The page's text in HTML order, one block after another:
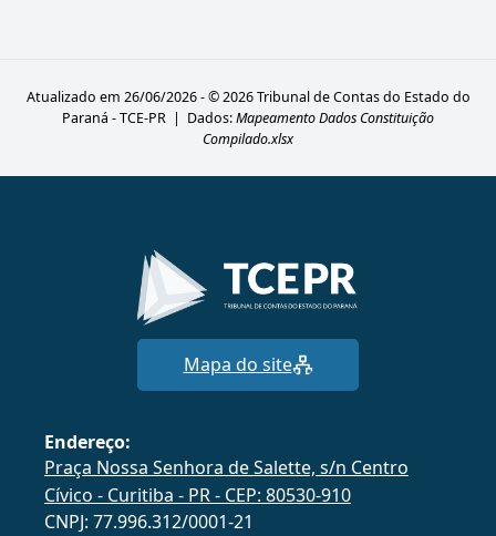
Atualizado em 26/06/2026 - © 2026 Tribunal de Contas do Estado do
Paraná - TCE-PR | Dados:Mapeamento Dados Constituição
Compilado.xlsx
Mapa do site
Endereço:
Praça Nossa Senhora de Salette, s/n Centro
Cívico - Curitiba - PR - CEP: 80530-910
CNPJ: 77.996.312/0001-21